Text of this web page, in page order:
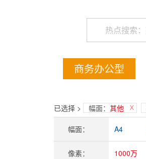
商务办公型
已选择 > 幅面： 其他
幅面： A4
像素： 1000万